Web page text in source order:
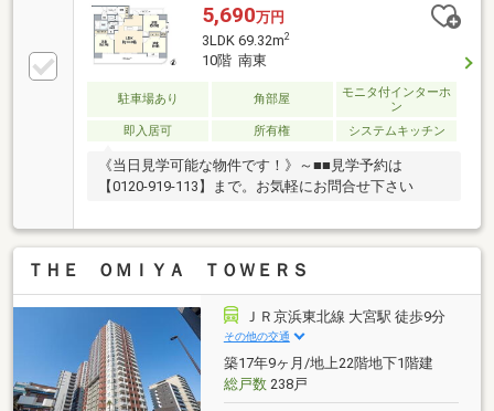
1月6日 リフォーム済み『アフターサービス保証
付』 ＊ 特典 ＊給排水設備・水廻りなどのアフタ
ーサービス期間を“2年→最長10年”に延長いたします。
詳細はお問い合わせください。※本特典は、予告なく
変更または終了する場合がございます。・クロス・
CF・フローリング張替・建具交換・キッチン交換・ユ
ニットバス交換・トイレ交換・洗面台交換・給湯器交
換・照明取付など
5,690万円
3LDK 69.32m2
10階 南東
駐車場あり 角部屋
モニタ付インターホ
ン
即入居可
所有権 システムキッチン
《当日見学可能な物件です！》～■■見学予約は
【0120-919-113】まで。お気軽にお問合せ下さい
ＴＨＥ ＯＭＩＹＡ ＴＯＷＥＲＳ
ＪＲ京浜東北線 大宮駅 徒歩9分
その他の交通
築17年9ヶ月/地上22階地下1階建
総戸数238戸